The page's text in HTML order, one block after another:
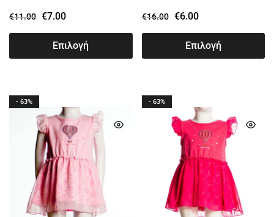
€11.00 €7.00
Επιλογή
€16.00 €6.00
Επιλογή
- 63% - 63%